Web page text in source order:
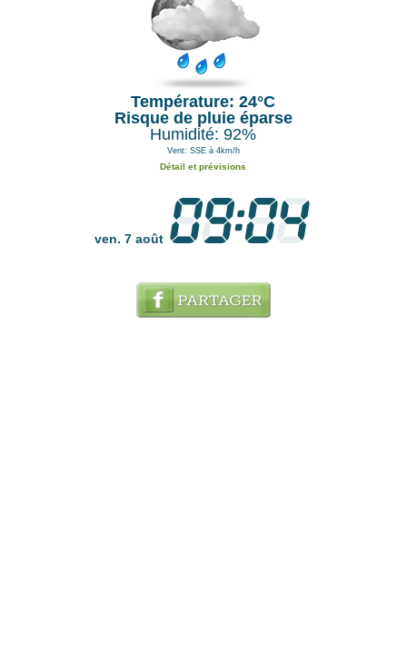
Température: 24°C
Risque de pluie éparse
Humidité: 92%
Vent: SSE à 4km/h
Détail et prévisions
ven. 7 août